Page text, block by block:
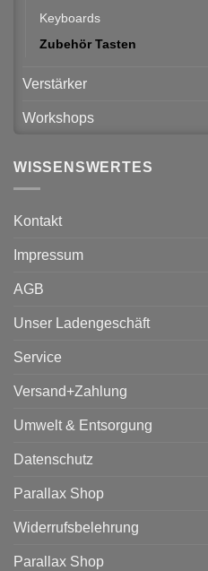
Keyboards
Zubehör Tasten
Verstärker
Workshops
WISSENSWERTES
Kontakt
Impressum
AGB
Unser Ladengeschäft
Service
Versand+Zahlung
Umwelt & Entsorgung
Datenschutz
Parallax Shop
Widerrufsbelehrung
Parallax Shop